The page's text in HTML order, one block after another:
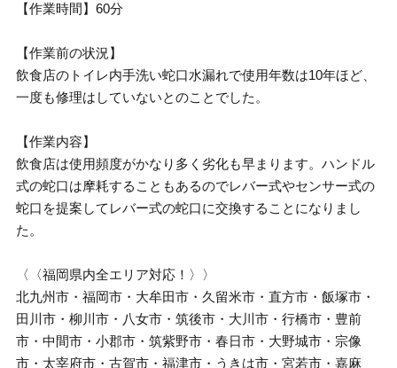
【作業時間】60分
【作業前の状況】
飲食店のトイレ内手洗い蛇口水漏れで使用年数は10年ほど、
一度も修理はしていないとのことでした。
【作業内容】
飲食店は使用頻度がかなり多く劣化も早まります。ハンドル
式の蛇口は摩耗することもあるのでレバー式やセンサー式の
蛇口を提案してレバー式の蛇口に交換することになりまし
た。
〈〈福岡県内全エリア対応！〉〉
北九州市・福岡市・大牟田市・久留米市・直方市・飯塚市・
田川市・柳川市・八女市・筑後市・大川市・行橋市・豊前
市・中間市・小郡市・筑紫野市・春日市・大野城市・宗像
市・太宰府市・古賀市・福津市・うきは市・宮若市・嘉麻